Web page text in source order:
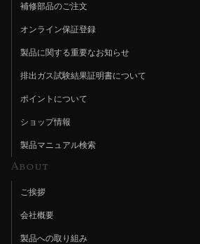
補修部品のご注文
オンライン保証登録
製品に関する重要なお知らせ
排出ガス試験結果証明書について
ポイントについて
ショップ情報
製品マニュアル検索
About
ご挨拶
会社概要
製品への取り組み